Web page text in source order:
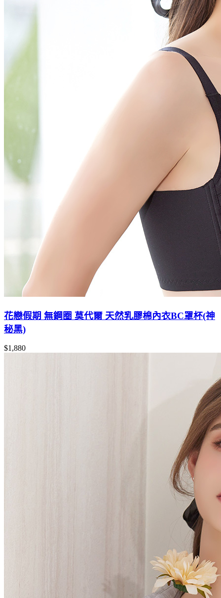
花戀假期 無鋼圈 莫代爾 天然乳膠棉內衣BC罩杯(神
秘黑)
$1,880